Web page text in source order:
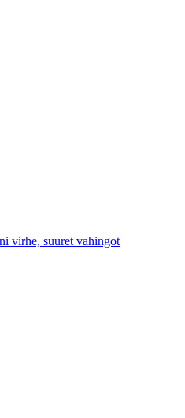
virhe, suuret vahingot